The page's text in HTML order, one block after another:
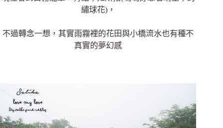
繡球花)，
不過轉念一想，其實雨霧裡的花田與小橋流水也有種不
真實的夢幻感